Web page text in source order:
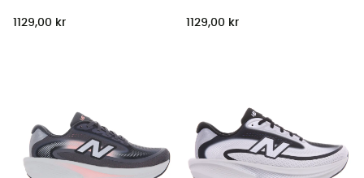
1129,00 kr 1129,00 kr